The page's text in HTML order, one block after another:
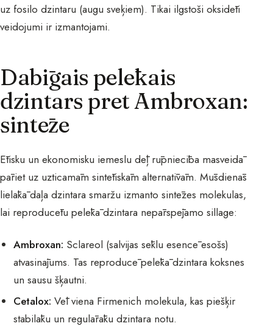
uz fosilo dzintaru (augu sveķiem). Tikai ilgstoši oksidēti
veidojumi ir izmantojami.
Dabīgais pelēkais
dzintars pret Ambroxan:
sintēze
Ētisku un ekonomisku iemeslu dēļ rūpniecība masveidā
pāriet uz uzticamām sintētiskām alternatīvām. Mūsdienās
lielākā daļa dzintara smaržu izmanto sintēzes molekulas,
lai reproducētu pelēkā dzintara nepārspējamo sillage:
Ambroxan: Sclareol (salvijas sēklu esencē esošs)
atvasinājums. Tas reproducē pelēkā dzintara koksnes
un sausu šķautni.
Cetalox: Vēl viena Firmenich molekula, kas piešķir
stabilāku un regulārāku dzintara notu.